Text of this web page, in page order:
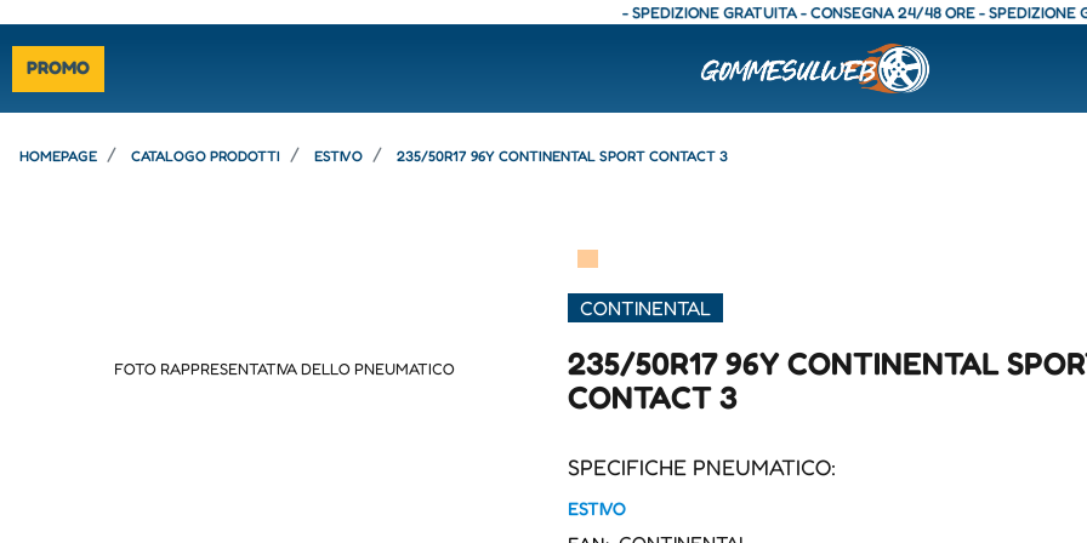
- SPEDIZIONE GRATUITA - CONSEGNA 24/48 ORE - SPEDIZIONE
PROMO
HOMEPAGE CATALOGO PRODOTTI ESTIVO 235/50R17 96Y CONTINENTAL SPORT CONTACT 3
FOTO RAPPRESENTATIVA DELLO PNEUMATICO
▀
CONTINENTAL
235/50R17 96Y CONTINENTAL
CONTACT 3
SPECIFICHE PNEUMATICO:
ESTIVO